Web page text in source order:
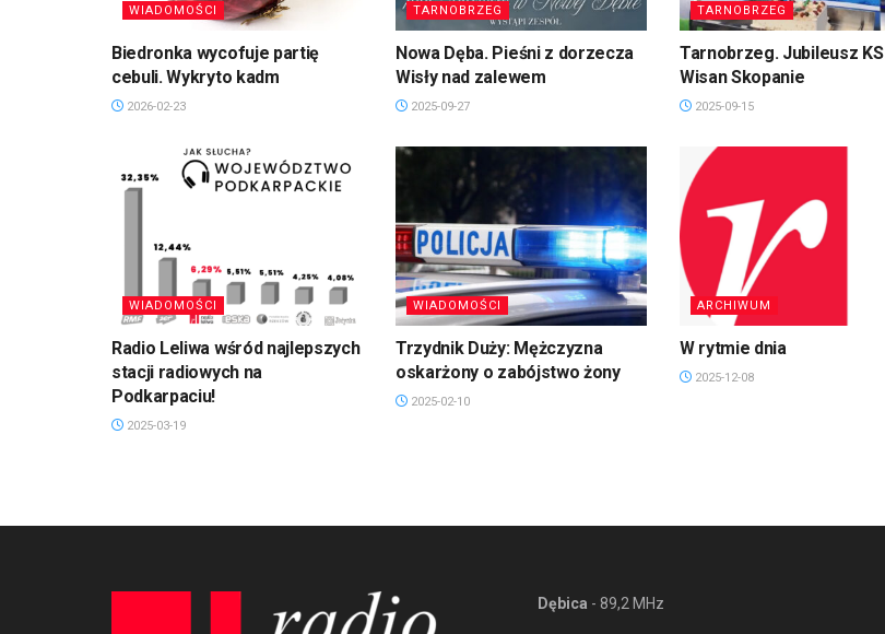
WIADOMOŚCI
Biedronka wycofuje partię
cebuli. Wykryto kadm
2026-02-23
TARNOBRZEG
Nowa Dęba. Pieśni z dorzecza
Wisły nad zalewem
2025-09-27
TARNOBRZEG
Tarnobrzeg. Jubileusz KS
Wisan Skopanie
2025-09-15
WIADOMOŚCI
Radio Leliwa wśród najlepszych
stacji radiowych na
Podkarpaciu!
2025-03-19
WIADOMOŚCI
Trzydnik Duży: Mężczyzna
oskarżony o zabójstwo żony
2025-02-10
ARCHIWUM
W rytmie dnia
2025-12-08
Dębica - 89,2 MHz